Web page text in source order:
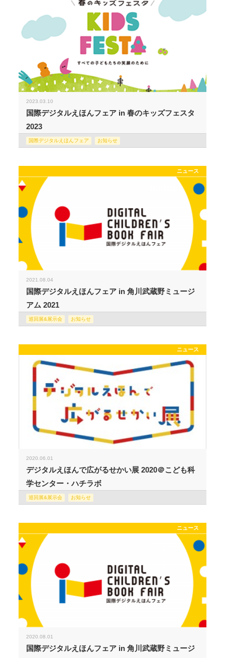
2023.03.10
国際デジタルえほんフェア in 春のキッズフェスタ
2023
国際デジタルえほんフェア お知らせ
ニュース
2021.08.04
国際デジタルえほんフェア in 角川武蔵野ミュージ
アム 2021
巡回展&展示会 お知らせ
ニュース
2020.06.01
デジタルえほんで広がるせかい展 2020＠こども科
学センター・ハチラボ
巡回展&展示会 お知らせ
ニュース
2020.08.01
国際デジタルえほんフェア in 角川武蔵野ミュージ